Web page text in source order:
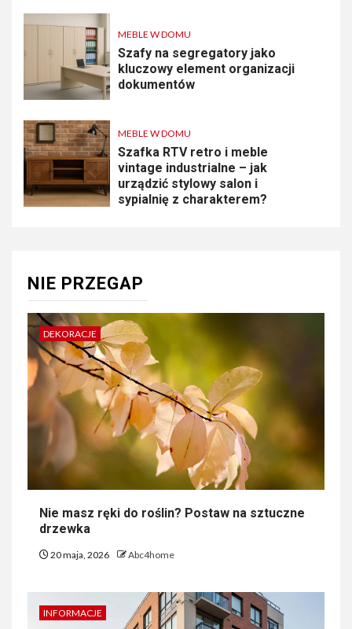
MEBLE W DOMU
Szafy na segregatory jako
kluczowy element organizacji
dokumentów
MEBLE W DOMU
Szafka RTV retro i meble
vintage industrialne – jak
urządzić stylowy salon i
sypialnię z charakterem?
NIE PRZEGAP
DEKORACJE
Nie masz ręki do roślin? Postaw na sztuczne
drzewka
20 maja, 2026 Abc4home
INFORMACJE